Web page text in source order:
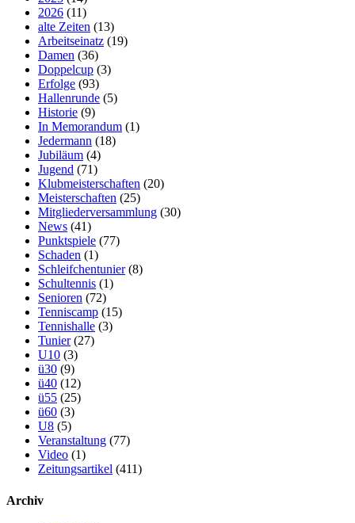
2026 (11)
alte Zeiten (13)
Arbeitseinatz (19)
Damen (36)
Doppelcup (3)
Erfolge (93)
Hallenrunde (5)
Historie (9)
In Memorandum (1)
Jedermann (18)
Jubiläum (4)
Jugend (71)
Klubmeisterschaften (20)
Meisterschaften (25)
Mitgliederversammlung (30)
News (41)
Punktspiele (77)
Schaden (1)
Schleifchentunier(8)
Schultennis (1)
Senioren (72)
Tenniscamp (15)
Tennishalle (3)
Tunier(27)
U10 (3)
ü30 (9)
ü40 (12)
ü55 (25)
ü60 (3)
U8 (5)
Veranstaltung (77)
Video (1)
Zeitungsartikel (411)
Archiv